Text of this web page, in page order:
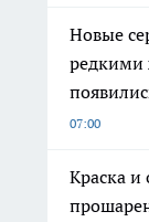
Новые
07:00
Краска и